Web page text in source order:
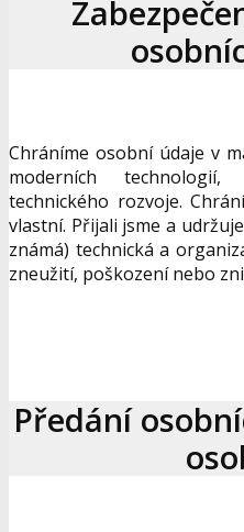
Chráníme osobní údaje v
moderních
technického rozvoje.
vlastní. Přijali jsme a
známá) technická a
zneužití, poškození nebo
Předání